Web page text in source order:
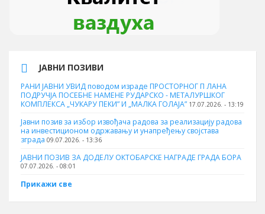
ЈАВНИ ПОЗИВИ
РАНИ ЈАВНИ УВИД поводом израде ПРОСТОРНОГ П ЛАНА
ПОДРУЧЈА ПОСЕБНЕ НАМЕНЕ РУДАРСКО - МЕТАЛУРШКОГ
КОМПЛЕКСА „ЧУКАРУ ПЕКИ” И „МАЛКА ГОЛАЈА” 17.07.2026. - 13:19
Јавни позив за избор извођача радова за реализацију радова
на инвестиционом одржавању и унапређењу својстава
зграда 09.07.2026. - 13:36
ЈАВНИ ПОЗИВ ЗА ДОДЕЛУ ОКТOБАРСКЕ НАГРАДЕ ГРАДА БОРА
07.07.2026. - 08:01
Прикажи све